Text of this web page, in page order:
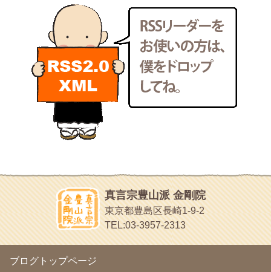
2011年7月(18)
2011年6月
2011年5月
(15)
2011年4月(17)
2011年3月(15)
2011年2月
2011年1月(22)
2010年12月(21)
2010年11月
2010年10月(13)
(16)
2010年6月(18)
2010年5月(22)
2010年4月(25)
2010年3月
(22)
2010年2月(23)
2010年1月(23)
(18)
2009年11月
(20)
新聞屋の道具箱
新聞社で使われる用語の解説など
makotoさんの御符内巡礼記
東京の巡礼記です
POLYHEDON
いろいろなことが書いてあるよ
bunchan
あちこち行って！
目白鍼灸院
日本人の繊細な体質にあわせた、やさしく気持ちよい鍼灸治療で
ほうげん日記
放言じゃなくて和尚さんの名前だよ
面白いサイトみつけたよ。
ヘェ～という感じ
chocolab.Air♪DIALY
ラブラドールのワンちゃんがかわいいよ
真言宗豊山派 金剛院
東京都豊島区長崎1-9-2
TEL:03-3957-2313
ブログトップページ